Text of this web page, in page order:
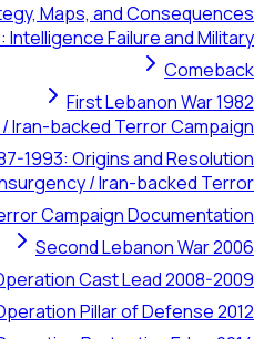
Six-Day War
Yom Kippur
First Muslim Arab
Second
Campaign